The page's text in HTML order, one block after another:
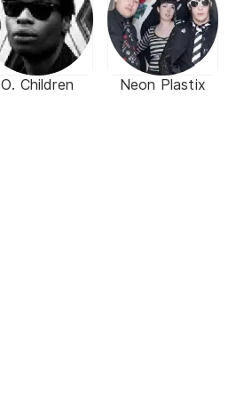
O. Children Neon Plastix